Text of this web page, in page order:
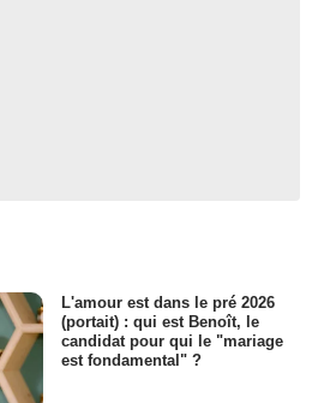
L'amour est dans le pré 2026
(portait) : qui est Benoît, le
candidat pour qui le "mariage
est fondamental" ?